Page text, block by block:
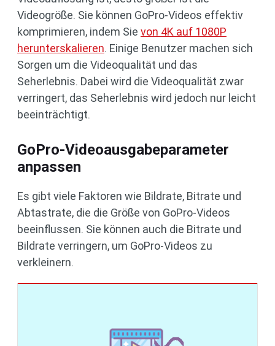
Videogröße. Sie können GoPro-Videos effektiv
komprimieren, indem Sie von 4K auf 1080P
herunterskalieren. Einige Benutzer machen sich
Sorgen um die Videoqualität und das
Seherlebnis. Dabei wird die Videoqualität zwar
verringert, das Seherlebnis wird jedoch nur leicht
beeinträchtigt.
GoPro-Videoausgabeparameter
anpassen
Es gibt viele Faktoren wie Bildrate, Bitrate und
Abtastrate, die die Größe von GoPro-Videos
beeinflussen. Sie können auch die Bitrate und
Bildrate verringern, um GoPro-Videos zu
verkleinern.